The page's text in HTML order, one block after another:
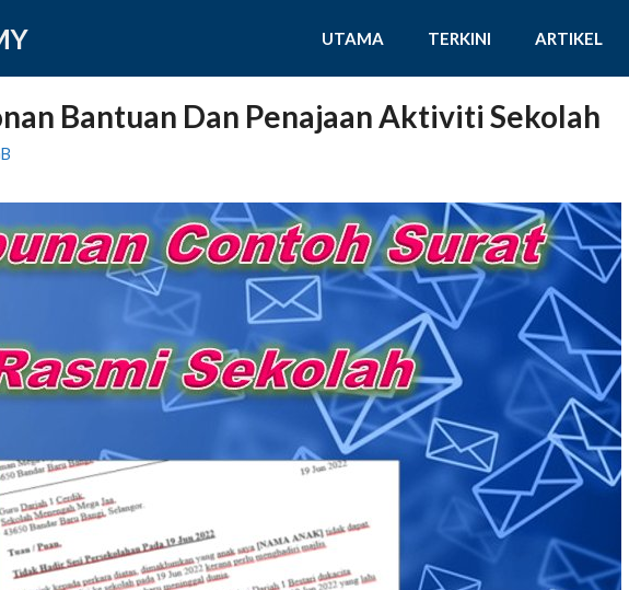
UTAMA TERKINI ARTIKEL
Bantuan Dan Penajaan Aktiviti Sekolah